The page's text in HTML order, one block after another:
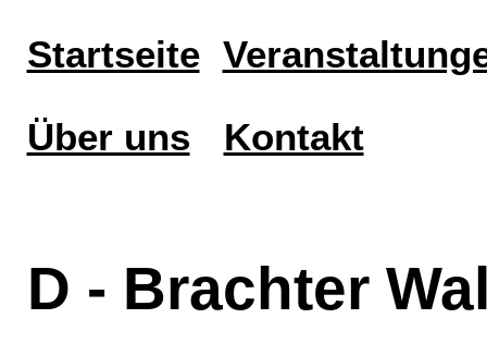
Startseite
Über uns
Kontakt
D - Brachter